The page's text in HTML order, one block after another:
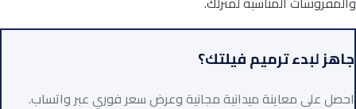
جاهز لبدء ترميم فيلتك؟
احصل على معاينة ميدانية مجانية وعرض سعر فوري عبر واتساب.